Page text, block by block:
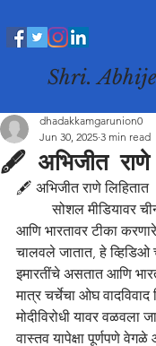
Shri.
🖋️ अभिजीत राणे
dhadakkamgarunion0
Jun 30, 2025 3 min read
🖋️ अभिजीत राणे लिहितात
	सोशल मीडियावर चीनची स्तुती करणारे
आणि भारतावर टीका
चालवले जातात, हे व्हिडिओ
इमारतींचे असतात आणि
मात्र चर्चेचा ओघ वादविवाद
मोदीविरोधी यावर वळवला
वास्तव यापेक्षा पूर्णपणे